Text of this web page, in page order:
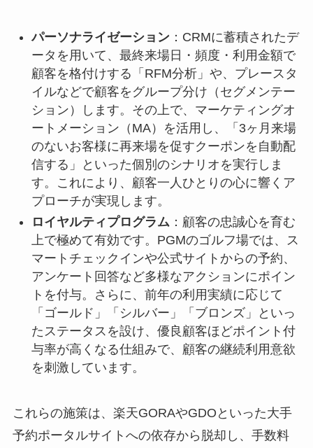
パーソナライゼーション：CRMに蓄積されたデ
ータを用いて、最終来場日・頻度・利用金額で
顧客を格付けする「RFM分析」や、プレースタ
イルなどで顧客をグループ分け（セグメンテー
ション）します。その上で、マーケティングオ
ートメーション（MA）を活用し、「3ヶ月来場
のないお客様に再来場を促すクーポンを自動配
信する」といった個別のシナリオを実行しま
す。これにより、顧客一人ひとりの心に響くア
プローチが実現します。
ロイヤルティプログラム：顧客の忠誠心を育む
上で極めて有効です。PGMのゴルフ場では、ス
マートチェックインや公式サイトからの予約、
アンケート回答など多様なアクションにポイン
トを付与。さらに、前年の利用実績に応じて
「ゴールド」「シルバー」「ブロンズ」といっ
たステータスを設け、優良顧客ほどポイント付
与率が高くなる仕組みで、顧客の継続利用意欲
を刺激しています。
これらの施策は、楽天GORAやGDOといった大手
予約ポータルサイトへの依存から脱却し、手数料